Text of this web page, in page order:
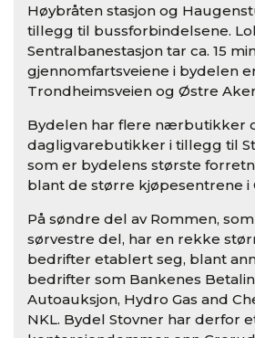
Høybråten stasjon og
tillegg til bussforbindelsene.
Sentralbanestasjon tar ca. 15
gjennomfartsveiene i bydelen
Trondheimsveien og Østre
Bydelen har flere nærbutikker
dagligvarebutikker i tillegg til
som er bydelens største
blant de større kjøpesentrene i
På søndre del av Rommen,
sørvestre del, har en rekke
bedrifter etablert seg, blant
bedrifter som Bankenes
Autoauksjon, Hydro Gas and
NKL. Bydel Stovner har derfor